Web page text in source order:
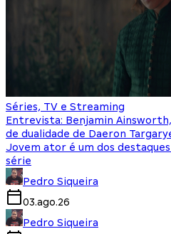
Séries, TV e Streaming
Entrevista: Benjamin
de dualidade de Daeron
Jovem ator é um dos
série
Pedro Siqueira
03.ago.26
Pedro Siqueira